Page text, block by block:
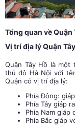
Tổng quan về Quận
Vị trí địa lý Quận
Quận Tây Hồ là
thủ đô Hà Nội với
Quận có vị trí địa lý:
Phía Đông:
Phía Tây giáp
Phía Nam giáp
Phía Bắc giáp